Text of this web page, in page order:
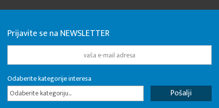
Prijavite se na NEWSLETTER
Odaberite kategorije interesa
Odaberite kategoriju...